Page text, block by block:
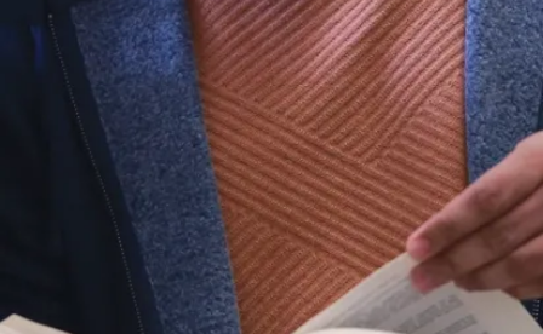
votre
lecture
Nouvelles
L’Université
Laurentienne
lance une
nouvelle série
de projets
annuels
appuyés par le
Fonds
d’innovat...